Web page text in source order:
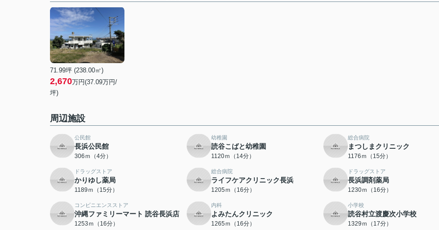
71.99坪 (238.00㎡)
2,670万円(37.09万円/
坪)
周辺施設
公民館
長浜公民館
306ｍ（4分）
幼稚園
読谷こばと幼稚園
1120ｍ（14分）
総合病院
まつしまクリニック
1176ｍ（15分）
ドラッグストア
かりゆし薬局
1189ｍ（15分）
総合病院
ライフケアクリニック長浜
1205ｍ（16分）
ドラッグストア
長浜調剤薬局
1230ｍ（16分）
コンビニエンスストア
沖縄ファミリーマート 読谷長浜店
1253ｍ（16分）
内科
よみたんクリニック
1265ｍ（16分）
小学校
読谷村立渡慶次小学校
1329ｍ（17分）